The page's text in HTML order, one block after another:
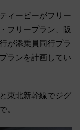
ィービーがフリー
フリープラン、阪
が添乗員同行プラ
ランを計画してい
東北新幹線でジグ
。